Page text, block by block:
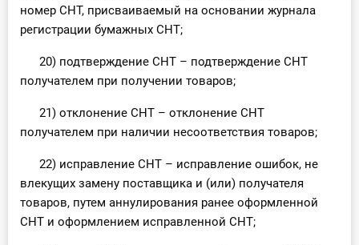
номер СНТ, присваиваемый на основании журнала
регистрации бумажных СНТ;
20) подтверждение СНТ – подтверждение СНТ
получателем при получении товаров;
21) отклонение СНТ – отклонение СНТ
получателем при наличии несоответствия товаров;
22) исправление СНТ – исправление ошибок, не
влекущих замену поставщика и (или) получателя
товаров, путем аннулирования ранее оформленной
СНТ и оформлением исправленной СНТ;